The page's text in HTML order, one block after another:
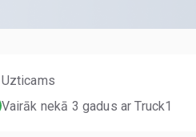
Uzticams
Vairāk nekā 3 gadus ar Truck1